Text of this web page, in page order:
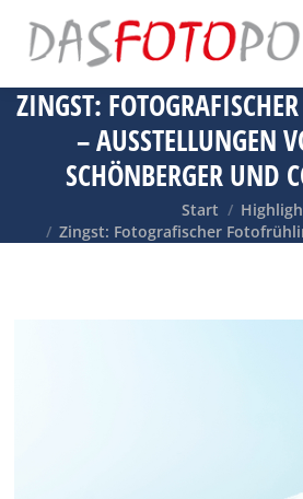
ZINGST:
– AUSSTELLUNGEN
SCHÖNBERGER UND
Sie befinden sich hier:
Start
Zingst: Fotografischer